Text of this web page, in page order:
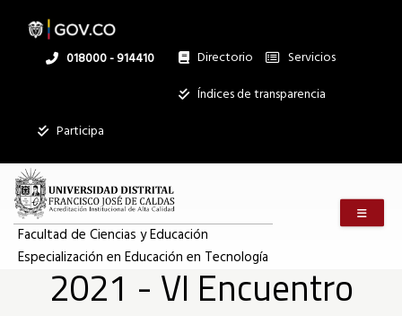
contenido
Linea
018000 - 914410 Directorio
Institucional
Servicios
Índices de transparencia
Participa
Facultad de Ciencias y Educación
Especialización en Educación en Tecnología
2021 - VI Encuentro